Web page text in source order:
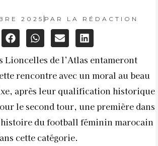
2025 PAR LA RÉDACTION
Lioncelles de l’Atlas entameront
rencontre avec un moral au beau
après leur qualification historique
le second tour, une première dans
du football féminin marocain
cette catégorie.